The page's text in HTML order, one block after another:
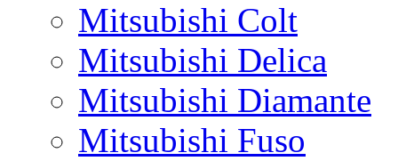
Mitsubishi Colt
Mitsubishi Delica
Mitsubishi Diamante
Mitsubishi Fuso